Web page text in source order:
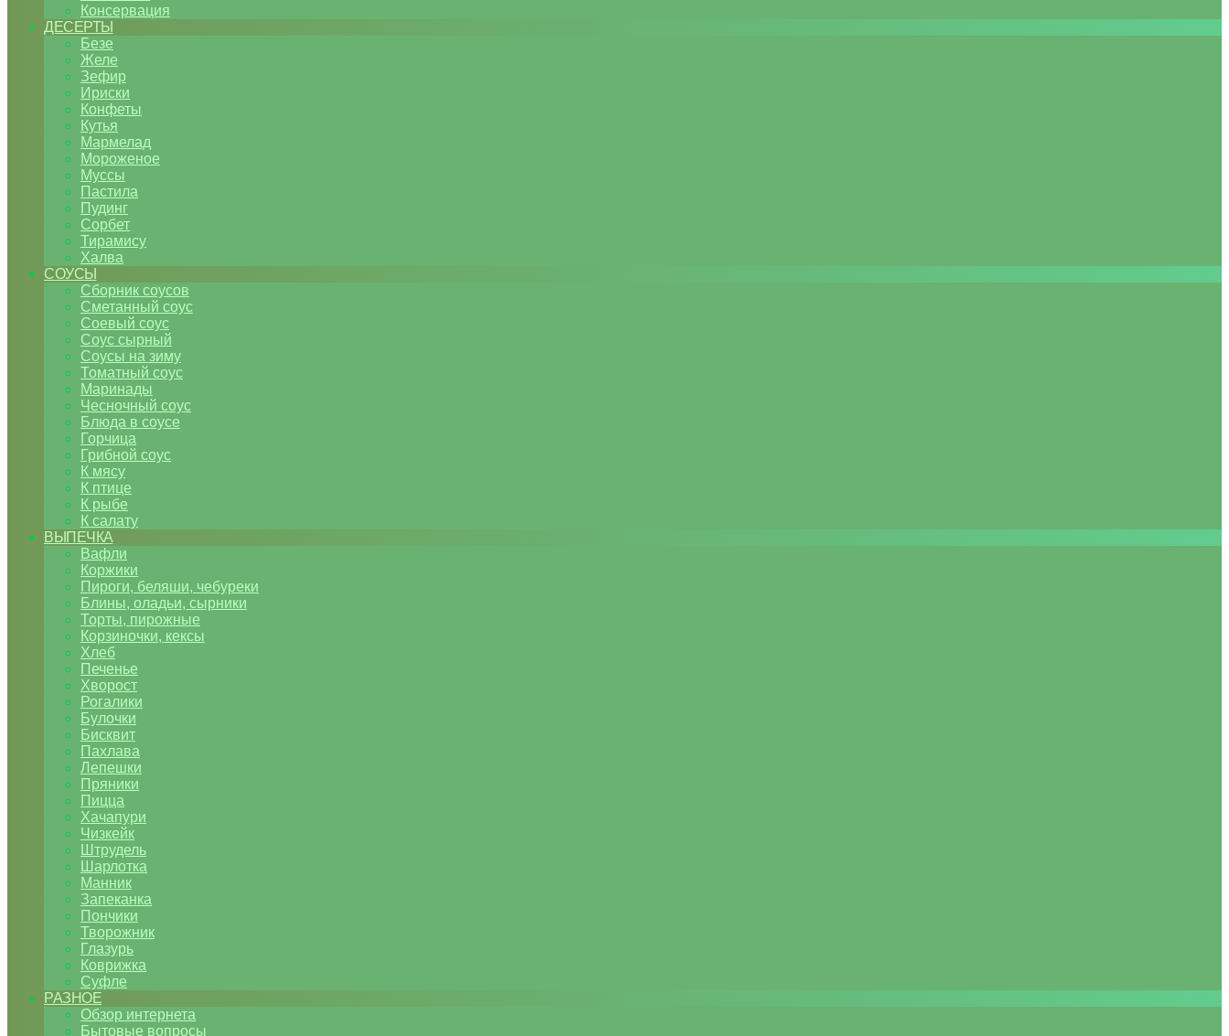
Консервация
ДЕСЕРТЫ
Безе
Желе
Зефир
Ириски
Конфеты
Кутья
Мармелад
Мороженое
Муссы
Пастила
Пудинг
Сорбет
Тирамису
Халва
СОУСЫ
Сборник соусов
Сметанный соус
Соевый соус
Соус сырный
Соусы на зиму
Томатный соус
Маринады
Чесночный соус
Блюда в соусе
Горчица
Грибной соус
К мясу
К птице
К рыбе
К салату
ВЫПЕЧКА
Вафли
Коржики
Пироги, беляши, чебуреки
Блины, оладьи, сырники
Торты, пирожные
Корзиночки, кексы
Хлеб
Печенье
Хворост
Рогалики
Булочки
Бисквит
Пахлава
Лепешки
Пряники
Пицца
Хачапури
Чизкейк
Штрудель
Шарлотка
Манник
Запеканка
Пончики
Творожник
Глазурь
Коврижка
Суфле
РАЗНОЕ
Обзор интернета
Бытовые вопросы